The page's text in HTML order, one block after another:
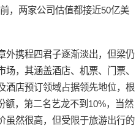
，两家公司估值都接近50亿美
外携程四君子逐渐淡出，但梁仍
，其涵盖酒店、机票、门票、
酒店预订领域占据领先地位，根
额，第二名艺龙不到10%，当然
虽然很高，但受限于旅游出行的